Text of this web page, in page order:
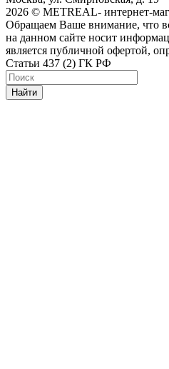
2026 © METREAL- интернет-
Обращаем Ваше внимание, что
на данном сайте носит
является публичной офертой,
Статьи 437 (2) ГК РФ
Найти